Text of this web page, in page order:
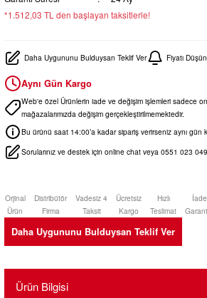
*1.512,03 TL den başlayan taksitlerle!
Daha Uygununu Bulduysan Teklif Ver Fiyatı
Aynı Gün Kargo
Web'e özel Ürünlerin iade ve değişim işlemleri sadece
mağazalarımızda değişim gerçekleştirilmemektedir.
Bu ürünü saat 14:00’a kadar sipariş verirseniz aynı gün
Sorularınız ve destek için online chat veya 0551 023
Orjinal
Ürün
Distribütör
Firma
Vadesiz 4
Taksit
Ücretsiz
Kargo
Hızlı
Teslimat
İade
Daha Uygununu Bulduysan Teklif Ver
Ürün Bilgisi